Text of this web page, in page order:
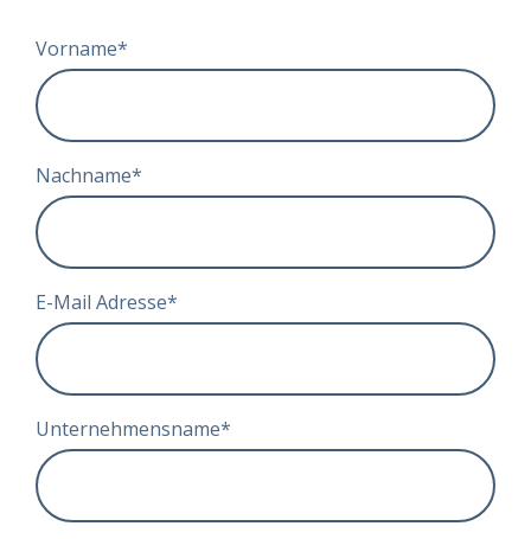
Vorname*
Nachname*
E-Mail Adresse*
Unternehmensname*